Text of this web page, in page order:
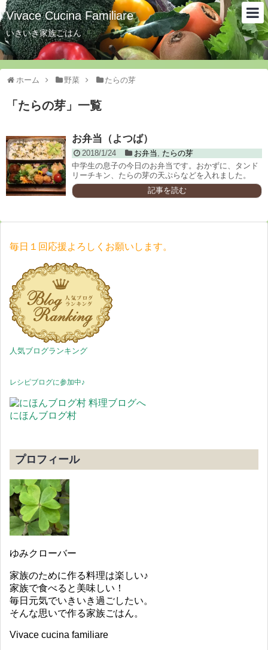
Vivace Cucina Familiare
いきいき家族ごはん
ホーム 野菜 たらの芽
「 たらの芽 」 一覧
お弁当（よつば）
2018/1/24 お弁当 , たらの芽
中学生の息子の今日のお弁当です。おかずに、タンド
リーチキン、たらの芽の天ぷらなどを入れました。
記事を読む
毎日１回応援よろしくお願いします。
人気ブログランキング
レシピブログに参加中♪
にほんブログ村
プロフィール
ゆみクローバー
家族のために作る料理は楽しい♪
家族で食べると美味しい！
毎日元気でいきいき過ごしたい。
そんな思いで作る家族ごはん。
Vivace cucina familiare